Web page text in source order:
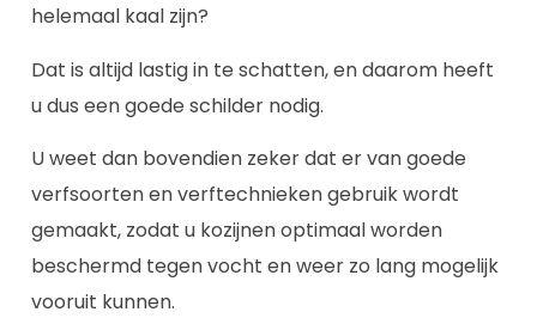
helemaal kaal zijn?
Dat is altijd lastig in te schatten, en daarom heeft
u dus een goede schilder nodig.
U weet dan bovendien zeker dat er van goede
verfsoorten en verftechnieken gebruik wordt
gemaakt, zodat u kozijnen optimaal worden
beschermd tegen vocht en weer zo lang mogelijk
vooruit kunnen.